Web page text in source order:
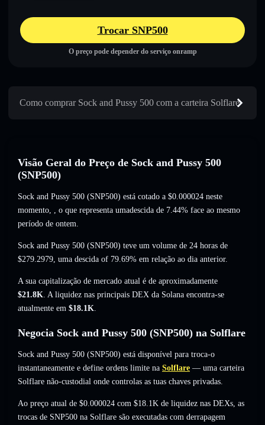
Trocar SNP500
O preço pode depender do serviço onramp
Como comprar Sock and Pussy 500 com a carteira Solflare
Visão Geral do Preço de Sock and Pussy 500
(SNP500)
Sock and Pussy 500 (SNP500) está cotado a $0.000024 neste
momento, , o que representa umadescida de 7.44% face ao mesmo
período de ontem.
Sock and Pussy 500 (SNP500) teve um volume de 24 horas de
$279.2979, uma descida of 79.69% em relação ao dia anterior.
A sua capitalização de mercado atual é de aproximadamente
$21.8K. A liquidez nas principais DEX da Solana encontra-se
atualmente em $18.1K.
Negocia Sock and Pussy 500 (SNP500) na Solflare
Sock and Pussy 500 (SNP500) está disponível para troca-o
instantaneamente e define ordens limite na Solflare — uma carteira
Solflare não-custodial onde controlas as tuas chaves privadas.
Ao preço atual de $0.000024 com $18.1K de liquidez nas DEXs, as
trocas de SNP500 na Solflare são executadas com derrapagem